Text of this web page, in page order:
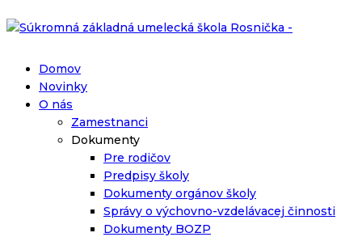
Domov
Novinky
O nás
Zamestnanci
Dokumenty
Pre rodičov
Predpisy školy
Dokumenty orgánov školy
Správy o výchovno-vzdelávacej činnosti
Dokumenty BOZP